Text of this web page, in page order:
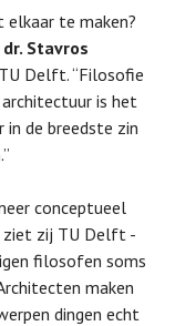
te maken?
dr. Stavros
Delft. “Filosofie
is het
de breedste zin
conceptueel
ziet zij TU Delft -
filosofen soms
maken
dingen echt